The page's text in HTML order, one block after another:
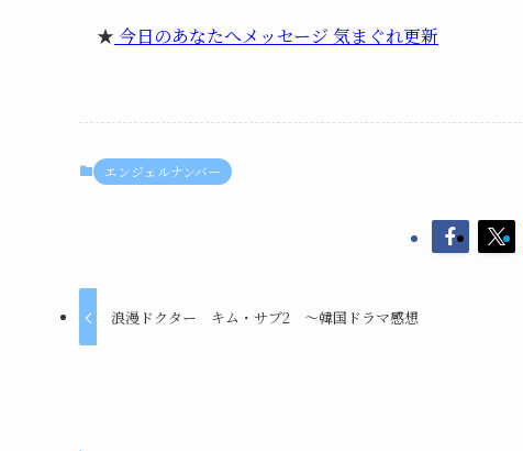
★ 今日のあなたへメッセージ 気まぐれ更新
エンジェルナンバー
浪漫ドクター キム・サブ2 ～韓国ドラマ感想